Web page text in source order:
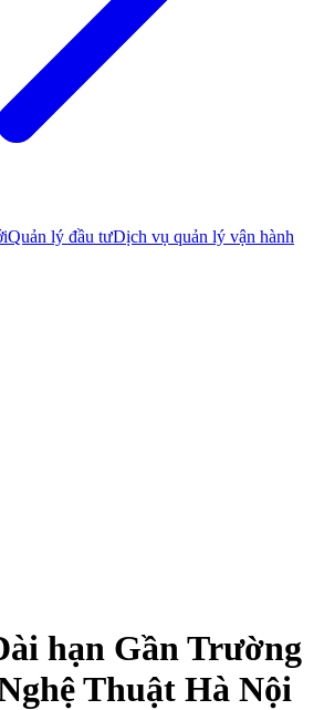
Quản lý đầu tưDịch vụ quản lý vận hành
hạn Gần Trường
Thuật Hà Nội